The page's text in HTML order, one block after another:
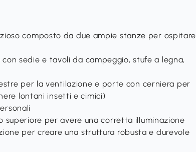
composto da due ampie stanze per ospitare
sedie e tavoli da campeggio, stufe a legna,
per la ventilazione e porte con cerniera per
lontani insetti e cimici)
superiore per avere una corretta illuminazione
per creare una struttura robusta e durevole